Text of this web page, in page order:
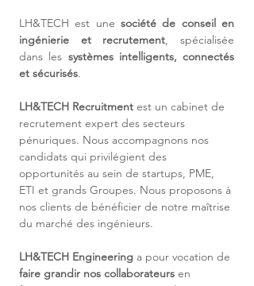
LH&TECH est une société de conseil en
ingénierie et recrutement, spécialisée
dans les systèmes intelligents, connectés
et sécurisés.
LH&TECH Recruitment est un cabinet de
recrutement expert des secteurs
pénuriques. Nous accompagnons nos
candidats qui privilégient des
opportunités au sein de startups, PME,
ETI et grands Groupes. Nous proposons à
nos clients de bénéficier de notre maîtrise
du marché des ingénieurs.
LH&TECH Engineering a pour vocation de
faire grandir nos collaborateurs en